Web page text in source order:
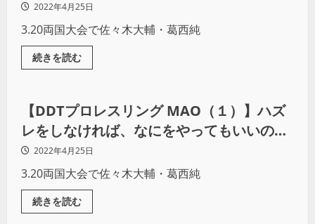
2022年4月25日
3.20両国大会で佐々木大輔・葛西純
続きを読む
プロレス
【DDTプロレスリング MAO（１）】ハズ
レをしなければ、なにをやってもいいのが
プロレス
2022年4月25日
3.20両国大会で佐々木大輔・葛西純
続きを読む
プロレス